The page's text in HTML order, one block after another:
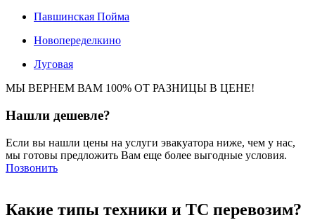
Павшинская Пойма
Новопеределкино
Луговая
МЫ ВЕРНЕМ ВАМ 100% ОТ РАЗНИЦЫ В ЦЕНЕ!
Нашли дешевле?
Если вы нашли цены на услуги эвакуатора ниже, чем у нас,
мы готовы предложить Вам еще более выгодные условия.
Позвонить
Какие типы техники и ТС перевозим?